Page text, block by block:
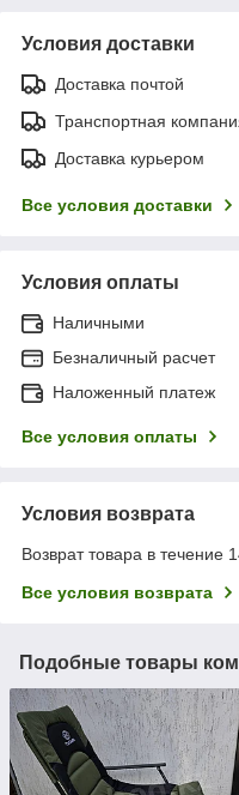
Условия доставки
Доставка почтой
Транспортная
Доставка курьером
Все условия доставки
Условия оплаты
Наличными
Безналичный расчет
Наложенный платеж
Все условия оплаты
Условия возврата
Возврат товара в течение
Все условия возврата
Подобные товары